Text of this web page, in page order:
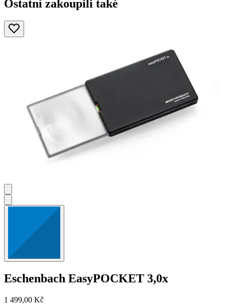
Ostatní zakoupili také
Eschenbach EasyPOCKET 3,0x
1 499,00 Kč